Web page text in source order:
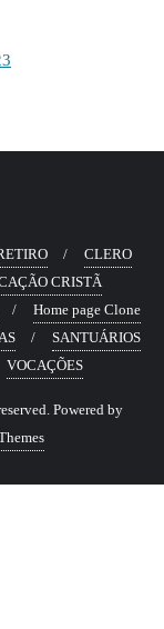
CLERO
CRISTÃ
Home page Clone
SANTUÁRIOS
VOCAÇÕES
Powered by